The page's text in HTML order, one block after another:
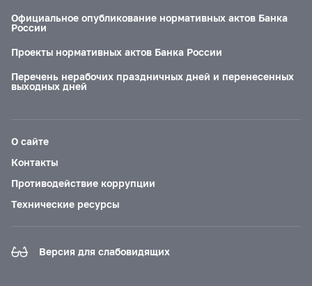
Официальное опубликование нормативных актов Банка
России
Проекты нормативных актов Банка России
Перечень нерабочих праздничных дней и перенесенных
выходных дней
О сайте
Контакты
Противодействие коррупции
Технические ресурсы
Версия для слабовидящих